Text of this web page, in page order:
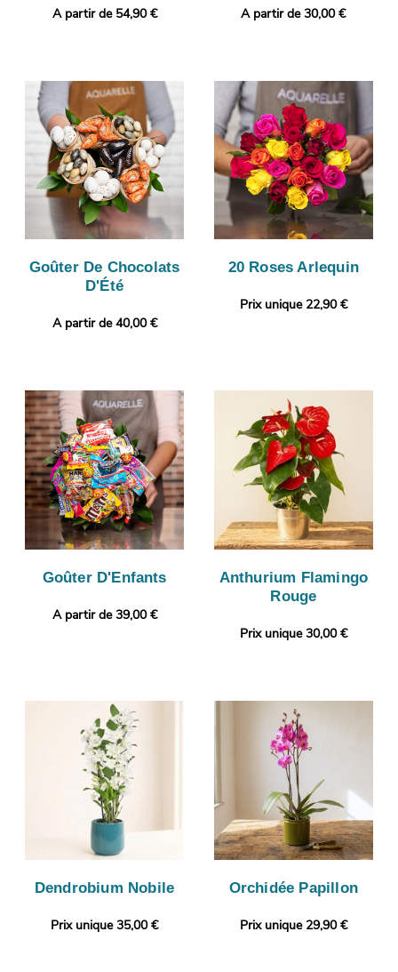
A partir de 54,90 € A partir de 30,00 €
Goûter De Chocolats
D'Été
A partir de 40,00 €
20 Roses Arlequin
Prix unique 22,90 €
Goûter D'Enfants
A partir de 39,00 €
Anthurium Flamingo
Rouge
Prix unique 30,00 €
Dendrobium Nobile
Prix unique 35,00 €
Orchidée Papillon
Prix unique 29,90 €